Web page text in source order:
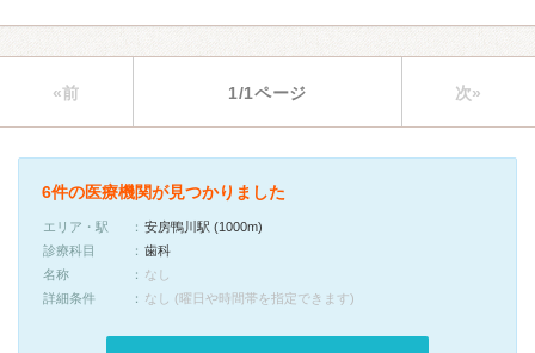
«前 1/1ページ 次»
6件の医療機関が見つかりました
エリア・駅
安房鴨川駅 (1000m)
診療科目
歯科
名称
なし
詳細条件
なし (曜日や時間帯を指定できます)